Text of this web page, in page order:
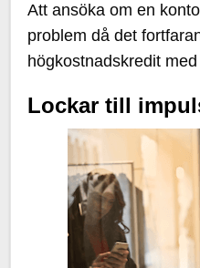
Att ansöka om en
problem då det
högkostnadskredit
Lockar till